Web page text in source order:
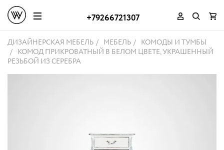
+79266721307
ДИЗАЙНЕРСКАЯ МЕБЕЛЬ МЕБЕЛЬ
КОМОДЫ И ТУМБЫ
КОМОД ПРИКРОВАТНЫЙ В БЕЛОМ ЦВЕТЕ, УКРАШЕННЫЙ
РЕЗЬБОЙ ИЗ СЕРЕБРА